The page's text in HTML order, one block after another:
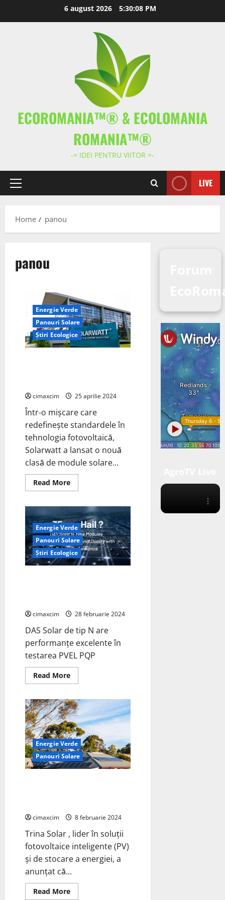
6 august 2026 5:30:08 PM
ECOROMANIA™® & ECOLOMANIA
ROMANIA™®
-= IDEI PENTRU VIITOR =-
Primary
LIVE
Home panou
panou
Energie Verde
Panouri Solare
Știri Ecologice
cimaxcim 25 aprilie 2024
Într-o mișcare care
redefinește standardele în
tehnologia fotovoltaică,
Solarwatt a lansat o nouă
clasă de module solare...
Read MoreRead
more
Revolutionează
Industria
Fotovoltaică
cu
Noile
Module
de
450
Wp
Energie Verde
Panouri Solare
Știri Ecologice
cimaxcim 28 februarie 2024
DAS Solar de tip N are
performanțe excelente în
testarea PVEL PQP
Read MoreRead
more
DAS
Solar
de
tip
N
are
performanțe
excelente
în
testarea
Energie Verde
Panouri Solare
cimaxcim 8 februarie 2024
Trina Solar , lider în soluții
fotovoltaice inteligente (PV)
și de stocare a energiei, a
anunțat că...
Read MoreRead
more